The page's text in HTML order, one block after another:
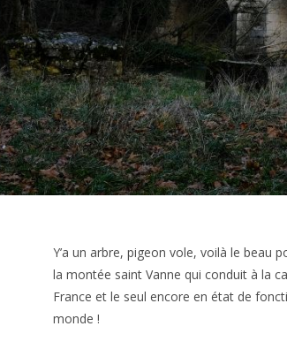
Y’a un arbre, pigeon vole, voilà le beau
la montée saint Vanne qui conduit à la
France et le seul encore en état de
monde !